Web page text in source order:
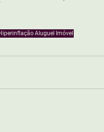
Aluguel Imóvel